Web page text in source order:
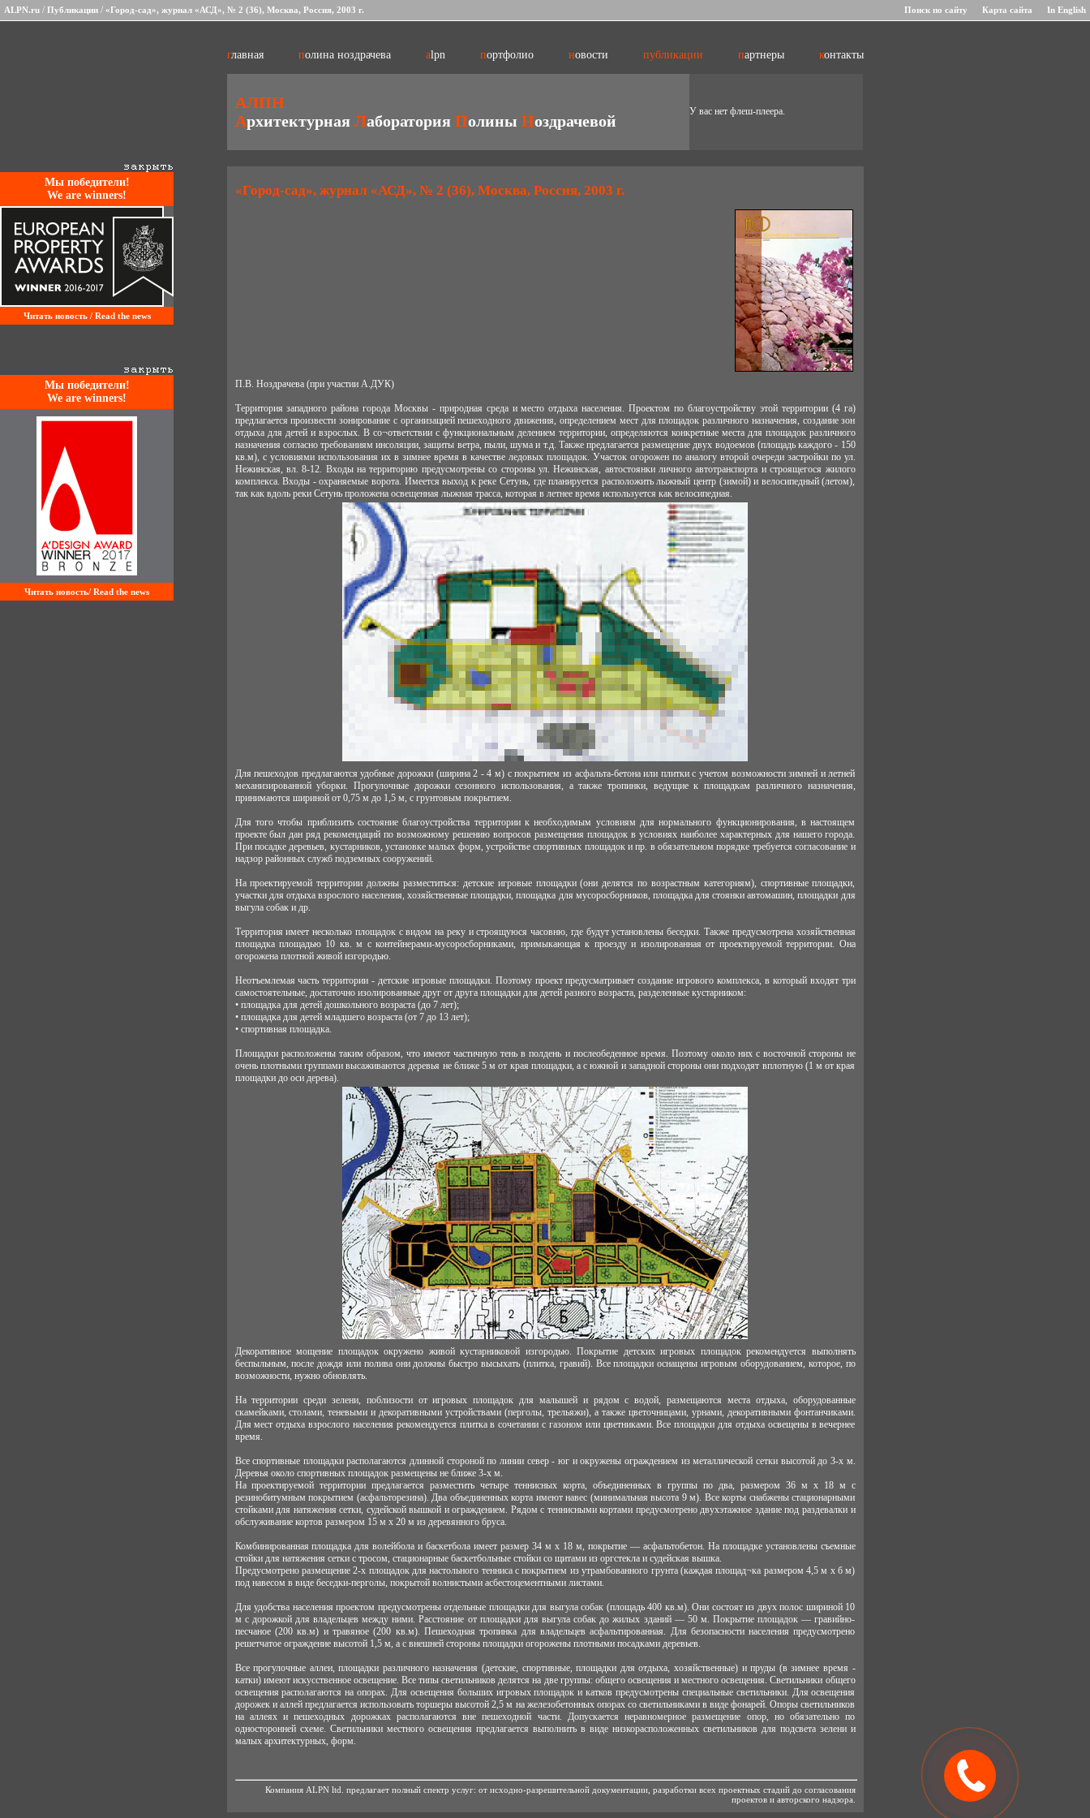
Mы победители!
We are winners!
Читать новость / Read the news
Mы победители!
We are winners!
Читать новость/ Read the news
ALPN.ru / Публикации / «Город-сад», журнал «АСД», № 2 (36), Москва, Россия, 2003 г. Поиск по сайту Карта сайта In English
главная полина ноздрачева alpn портфолио новости публикации партнеры контакты
АЛПН
Архитектурная Лаборатория Полины Ноздрачевой
У вас нет флеш-плеера.
«Город-сад», журнал «АСД», № 2 (36), Москва, Россия, 2003 г.
П.В. Ноздрачева (при участии А.ДУК)
Территория западного района города Москвы - природная среда и место отдыха населения. Проектом по благоустройству этой территории (4 га)
предлагается произвести зонирование с организацией пешеходного движения, определением мест для площадок различного назначения, создание зон
отдыха для детей и взрослых. В со¬ответствии с функциональным делением территории, определяются конкретные места для площадок различного
назначения согласно требованиям инсоляции, защиты ветра, пыли, шума и т.д. Также предлагается размещение двух водоемов (площадь каждого - 150
кв.м), с условиями использования их в зимнее время в качестве ледовых площадок. Участок огорожен по аналогу второй очереди застройки по ул.
Нежинская, вл. 8-12. Входы на территорию предусмотрены со стороны ул. Нежинская, автостоянки личного автотранспорта и строящегося жилого
комплекса. Входы - охраняемые ворота. Имеется выход к реке Сетунь, где планируется расположить лыжный центр (зимой) и велосипедный (летом),
так как вдоль реки Сетунь проложена освещенная лыжная трасса, которая в летнее время используется как велосипедная.
Для пешеходов предлагаются удобные дорожки (ширина 2 - 4 м) с покрытием из асфальта-бетона или плитки с учетом возможности зимней и летней
механизированной уборки. Прогулочные дорожки сезонного использования, а также тропинки, ведущие к площадкам различного назначения,
принимаются шириной от 0,75 м до 1,5 м, с грунтовым покрытием.
Для того чтобы приблизить состояние благоустройства территории к необходимым условиям для нормального функционирования, в настоящем
проекте был дан ряд рекомендаций по возможному решению вопросов размещения площадок в условиях наиболее характерных для нашего города.
При посадке деревьев, кустарников, установке малых форм, устройстве спортивных площадок и пр. в обязательном порядке требуется согласование и
надзор районных служб подземных сооружений.
На проектируемой территории должны разместиться: детские игровые площадки (они делятся по возрастным категориям), спортивные площадки,
участки для отдыха взрослого населения, хозяйственные площадки, площадка для мусоросборников, площадка для стоянки автомашин, площадки для
выгула собак и др.
Территория имеет несколько площадок с видом на реку и строящуюся часовню, где будут установлены беседки. Также предусмотрена хозяйственная
площадка площадью 10 кв. м с контейнерами-мусоросборниками, примыкающая к проезду и изолированная от проектируемой территории. Она
огорожена плотной живой изгородью.
Неотъемлемая часть территории - детские игровые площадки. Поэтому проект предусматривает создание игрового комплекса, в который входят три
самостоятельные, достаточно изолированные друг от друга площадки для детей разного возраста, разделенные кустарником:
• площадка для детей дошкольного возраста (до 7 лет);
• площадка для детей младшего возраста (от 7 до 13 лет);
• спортивная площадка.
Площадки расположены таким образом, что имеют частичную тень в полдень и послеобеденное время. Поэтому около них с восточной стороны не
очень плотными группами высаживаются деревья не ближе 5 м от края площадки, а с южной и западной стороны они подходят вплотную (1 м от края
площадки до оси дерева).
Декоративное мощение площадок окружено живой кустарниковой изгородью. Покрытие детских игровых площадок рекомендуется выполнять
беспыльным, после дождя или полива они должны быстро высыхать (плитка, гравий). Все площадки оснащены игровым оборудованием, которое, по
возможности, нужно обновлять.
На территории среди зелени, поблизости от игровых площадок для малышей и рядом с водой, размещаются места отдыха, оборудованные
скамейками, столами, теневыми и декоративными устройствами (перголы, трельяжи), а также цветочницами, урнами, декоративными фонтанчиками.
Для мест отдыха взрослого населения рекомендуется плитка в сочетании с газоном или цветниками. Все площадки для отдыха освещены в вечернее
время.
Все спортивные площадки располагаются длинной стороной по линии север - юг и окружены ограждением из металлической сетки высотой до 3-х м.
Деревья около спортивных площадок размещены не ближе 3-х м.
На проектируемой территории предлагается разместить четыре теннисных корта, объединенных в группы по два, размером 36 м х 18 м с
резинобитумным покрытием (асфальторезина). Два объединенных корта имеют навес (минимальная высота 9 м). Все корты снабжены стационарными
стойками для натяжения сетки, судейской вышкой и ограждением. Рядом с теннисными кортами предусмотрено двухэтажное здание под раздевалки и
обслуживание кортов размером 15 м х 20 м из деревянного бруса.
Комбинированная площадка для волейбола и баскетбола имеет размер 34 м х 18 м, покрытие — асфальтобетон. На площадке установлены съемные
стойки для натяжения сетки с тросом, стационарные баскетбольные стойки со щитами из оргстекла и судейская вышка.
Предусмотрено размещение 2-х площадок для настольного тенниса с покрытием из утрамбованного грунта (каждая площад¬ка размером 4,5 м х б м)
под навесом в виде беседки-перголы, покрытой волнистыми асбестоцементными листами.
Для удобства населения проектом предусмотрены отдельные площадки для выгула собак (площадь 400 кв.м). Они состоят из двух полос шириной 10
м с дорожкой для владельцев между ними. Расстояние от площадки для выгула собак до жилых зданий — 50 м. Покрытие площадок — гравийно-
песчаное (200 кв.м) и травяное (200 кв.м). Пешеходная тропинка для владельцев асфальтированная. Для безопасности населения предусмотрено
решетчатое ограждение высотой 1,5 м, а с внешней стороны площадки огорожены плотными посадками деревьев.
Все прогулочные аллеи, площадки различного назначения (детские, спортивные, площадки для отдыха, хозяйственные) и пруды (в зимнее время -
катки) имеют искусственное освещение. Все типы светильников делятся на две группы: общего освещения и местного освещения. Светильники общего
освещения располагаются на опорах. Для освещения больших игровых площадок и катков предусмотрены специальные светильники. Для освещения
дорожек и аллей предлагается использовать торшеры высотой 2,5 м на железобетонных опорах со светильниками в виде фонарей. Опоры светильников
на аллеях и пешеходных дорожках располагаются вне пешеходной части. Допускается неравномерное размещение опор, но обязательно по
односторонней схеме. Светильники местного освещения предлагается выполнить в виде низкорасположенных светильников для подсвета зелени и
малых архитектурных, форм.
Компания ALPN ltd. предлагает полный спектр услуг: от исходно-разрешительной документации, разработки всех проектных стадий до согласования
проектов и авторского надзора.